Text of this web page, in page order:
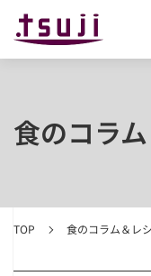
TOP 食のコラム＆レ
食のコラ